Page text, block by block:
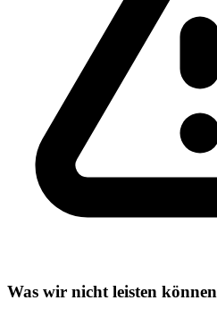
Was wir nicht leisten können